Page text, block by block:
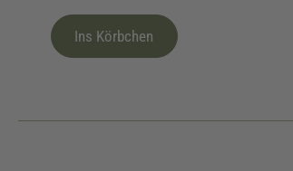
Ins Körbchen